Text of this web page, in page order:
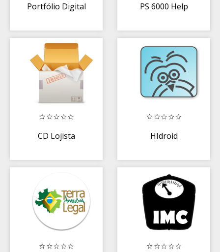
Portfólio Digital PS 6000 Help
CD Lojista HIdroid